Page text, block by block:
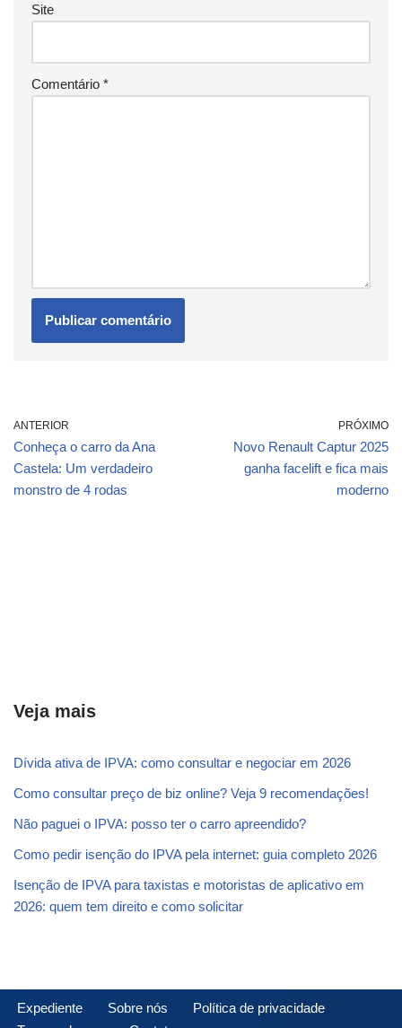
Site
Comentário *
ANTERIOR
Conheça o carro da Ana
Castela: Um verdadeiro
monstro de 4 rodas
PRÓXIMO
Novo Renault Captur 2025
ganha facelift e fica mais
moderno
Veja mais
Dívida ativa de IPVA: como consultar e negociar em 2026
Como consultar preço de biz online? Veja 9 recomendações!
Não paguei o IPVA: posso ter o carro apreendido?
Como pedir isenção do IPVA pela internet: guia completo 2026
Isenção de IPVA para taxistas e motoristas de aplicativo em
2026: quem tem direito e como solicitar
Expediente Sobre nós
Política de privacidade